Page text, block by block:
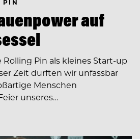
PIN
auf
Pin als kleines Start-up
Zeit durften wir unfassbar
Menschen
unseres…